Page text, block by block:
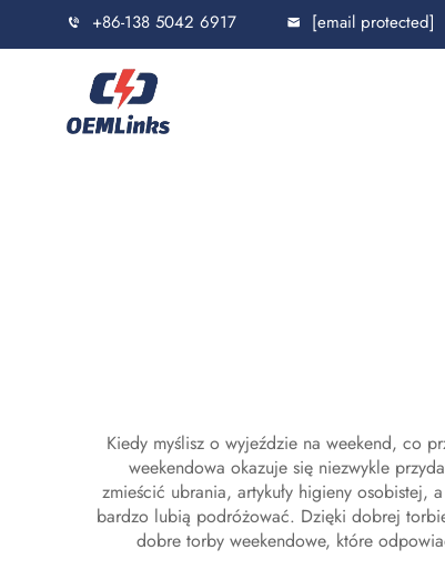
+86-138 5042 6917 [email protected]
Kiedy myślisz o wyjeździe na weekend, co
weekendowa okazuje się niezwykle
zmieścić ubrania, artykuły higieny osobistej,
bardzo lubią podróżować. Dzięki dobrej
dobre torby weekendowe, które